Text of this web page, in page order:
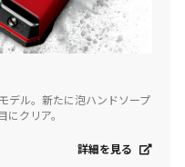
デル。新たに泡ハンドソープ
クリア。
詳細を見る